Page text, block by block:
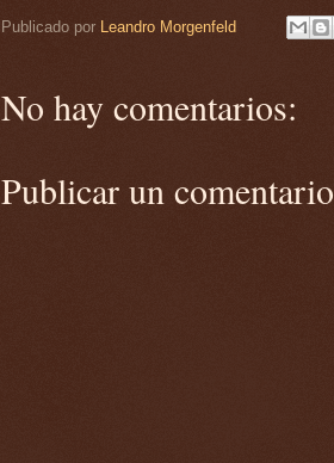
Publicado por Leandro Morgenfeld
No hay comentarios:
Publicar un comentario